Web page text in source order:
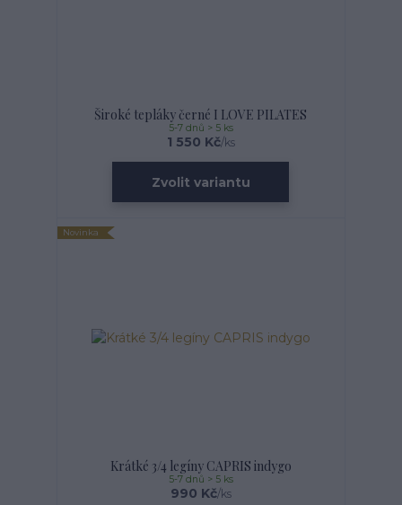
Široké tepláky černé I LOVE PILATES
1 550 Kč/ks
5-7 dnů > 5 ks
Zvolit variantu
Novinka
Krátké 3/4 legíny CAPRIS indygo
990 Kč/ks
5-7 dnů > 5 ks